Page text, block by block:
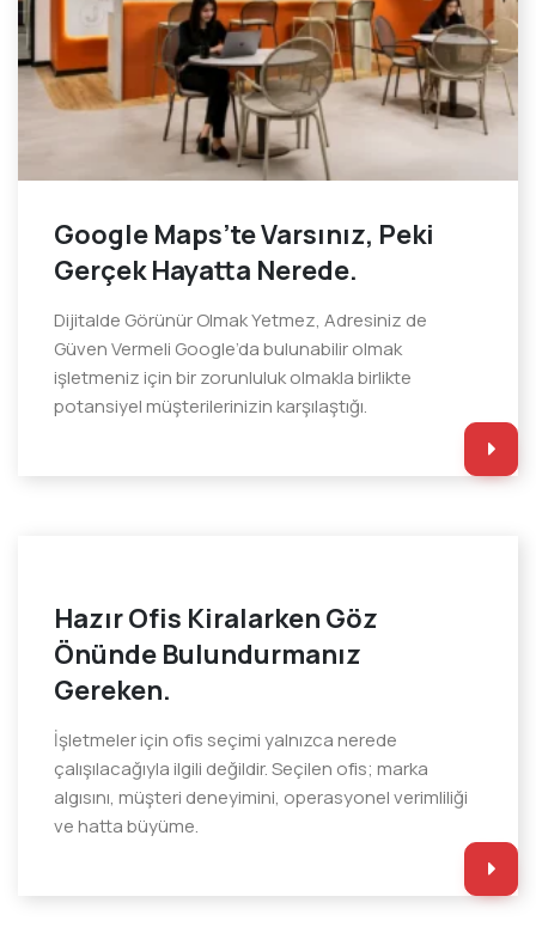
Google Maps’te Varsınız, Peki
Gerçek Hayatta Nerede.
Dijitalde Görünür Olmak Yetmez, Adresiniz de
Güven Vermeli Google’da bulunabilir olmak
işletmeniz için bir zorunluluk olmakla birlikte
potansiyel müşterilerinizin karşılaştığı.
Hazır Ofis Kiralarken Göz
Önünde Bulundurmanız
Gereken.
İşletmeler için ofis seçimi yalnızca nerede
çalışılacağıyla ilgili değildir. Seçilen ofis; marka
algısını, müşteri deneyimini, operasyonel verimliliği
ve hatta büyüme.